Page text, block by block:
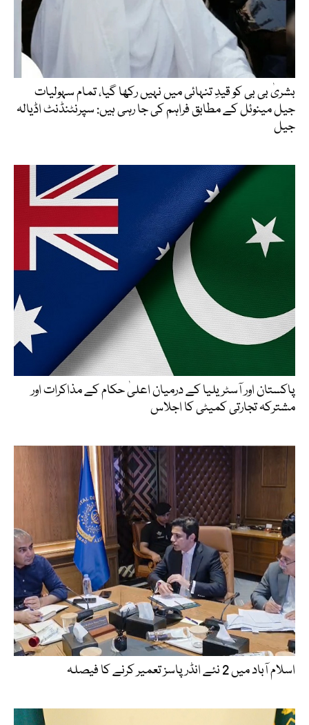
بشریٰ بی بی کو قیدِ تنہائی میں نہیں رکھا گیا، تمام سہولیات
جیل مینوئل کے مطابق فراہم کی جا رہی ہیں: سپرنٹنڈنٹ اڈیالہ
جیل
پاکستان اور آسٹریلیا کے درمیان اعلیٰ حکام کے مذاکرات اور
مشترکہ تجارتی کمیٹی کا اجلاس
اسلام آباد میں 2 نئے انڈر پاسز تعمیر کرنے کا فیصلہ